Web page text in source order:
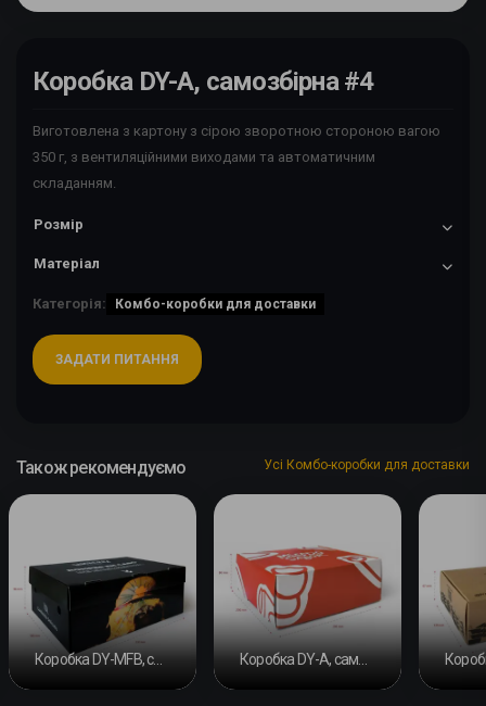
Коробка DY-A, самозбірна #4
Виготовлена з картону з сірою зворотною стороною вагою
350 г, з вентиляційними виходами та автоматичним
складанням.
Розмір
Матеріал
Категорія: Комбо-коробки для доставки
ЗАДАТИ ПИТАННЯ
Також рекомендуємо Усі Комбо-коробки для доставки
Коробка DY-MFB, самозбірна